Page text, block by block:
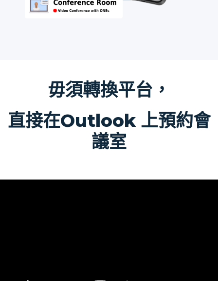
毋須轉換平台，
直接在Outlook 上預約會
議室